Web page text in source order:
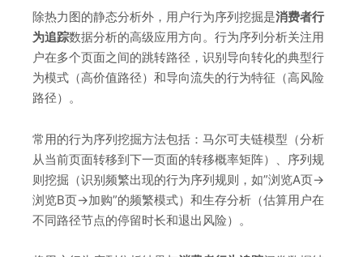
除热力图的静态分析外，用户行为序列挖掘是消费者行
为追踪数据分析的高级应用方向。行为序列分析关注用
户在多个页面之间的跳转路径，识别导向转化的典型行
为模式（高价值路径）和导向流失的行为特征（高风险
路径）。
常用的行为序列挖掘方法包括：马尔可夫链模型（分析
从当前页面转移到下一页面的转移概率矩阵）、序列规
则挖掘（识别频繁出现的行为序列规则，如”浏览A页→
浏览B页→加购”的频繁模式）和生存分析（估算用户在
不同路径节点的停留时长和退出风险）。